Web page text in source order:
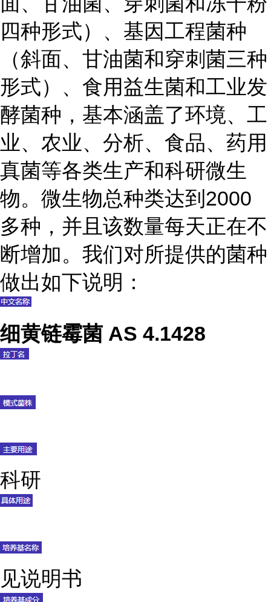
四种形式）、基因工程菌种
（斜面、甘油菌和穿刺菌三种
形式）、食用益生菌和工业发
酵菌种，基本涵盖了环境、工
业、农业、分析、食品、药用
真菌等各类生产和科研微生
物。微生物总种类达到2000
多种，并且该数量每天正在不
断增加。我们对所提供的菌种
做出如下说明：
细黄链霉菌 AS 4.1428
科研
见说明书